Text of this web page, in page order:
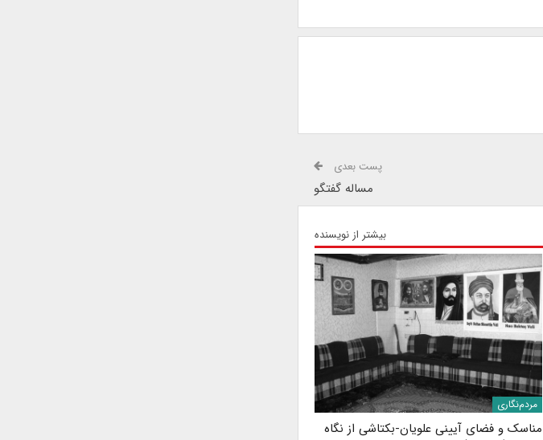
پست بعدی
مساله گفتگو
بیشتر از نویسنده
مردم‌نگاری
مناسک و فضای آیینی علویان-بکتاشی از نگاه